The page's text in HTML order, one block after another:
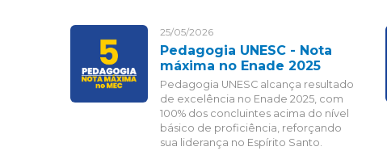
25/05/2026
Pedagogia UNESC - Nota
máxima no Enade 2025
Pedagogia UNESC alcança resultado
de excelência no Enade 2025, com
100% dos concluintes acima do nível
básico de proficiência, reforçando
sua liderança no Espírito Santo.